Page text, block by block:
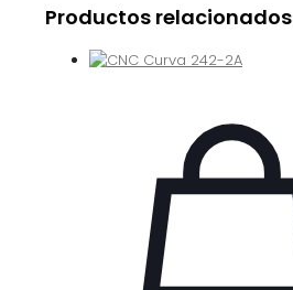
Productos relacionados